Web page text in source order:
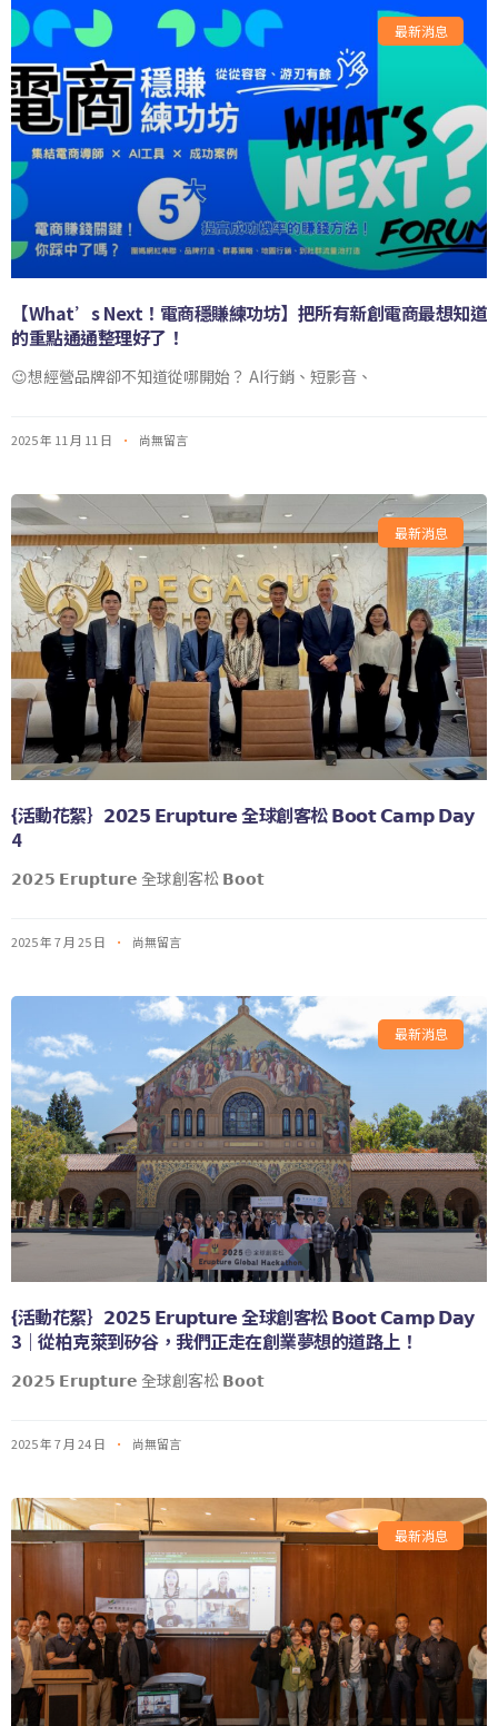
最新消息
【What’s Next！電商穩賺練功坊】把所有新創電商最想知道
的重點通通整理好了！
😉想經營品牌卻不知道從哪開始？ AI行銷、短影音、
2025 年 11 月 11 日 尚無留言
最新消息
{活動花絮｝𝟮𝟬𝟮𝟱 𝗘𝗿𝘂𝗽𝘁𝘂𝗿𝗲 全球創客松 𝗕𝗼𝗼𝘁 𝗖𝗮𝗺𝗽 𝗗𝗮𝘆
4
𝟮𝟬𝟮𝟱 𝗘𝗿𝘂𝗽𝘁𝘂𝗿𝗲 全球創客松 𝗕𝗼𝗼𝘁
2025 年 7 月 25 日 尚無留言
最新消息
{活動花絮｝𝟮𝟬𝟮𝟱 𝗘𝗿𝘂𝗽𝘁𝘂𝗿𝗲 全球創客松 𝗕𝗼𝗼𝘁 𝗖𝗮𝗺𝗽 𝗗𝗮𝘆
3｜從柏克萊到矽谷，我們正走在創業夢想的道路上！
𝟮𝟬𝟮𝟱 𝗘𝗿𝘂𝗽𝘁𝘂𝗿𝗲 全球創客松 𝗕𝗼𝗼𝘁
2025 年 7 月 24 日 尚無留言
最新消息